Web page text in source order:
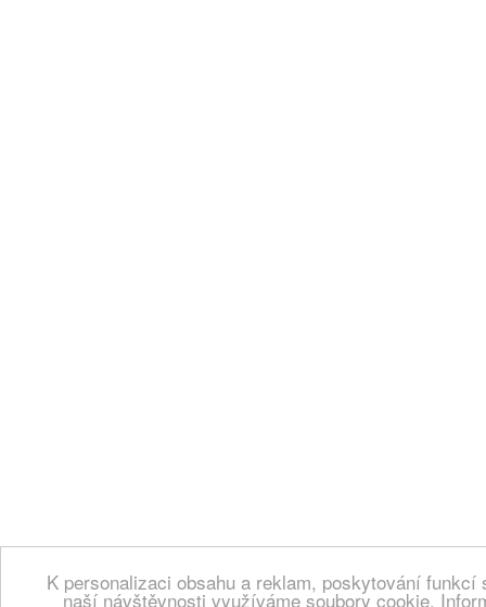
K personalizaci obsahu a reklam, poskytování
naší návštěvnosti využíváme soubory cookie.